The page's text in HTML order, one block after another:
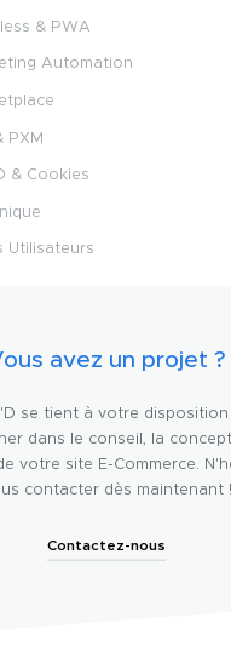
& PWA
Automation
PXM
& Cookies
Utilisateurs
avez un projet ?
se tient à votre
dans le conseil, la
votre site E-Commerce.
contacter dès maintenant !
Contactez-nous